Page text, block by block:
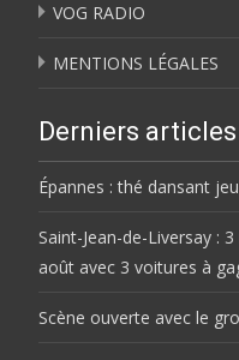
VOG RADIO
MENTIONS LÉGALES
Derniers articles
Épannes : thé dansant
Saint-Jean-de-Liversay :
août avec 3 voitures à
Scène ouverte avec le